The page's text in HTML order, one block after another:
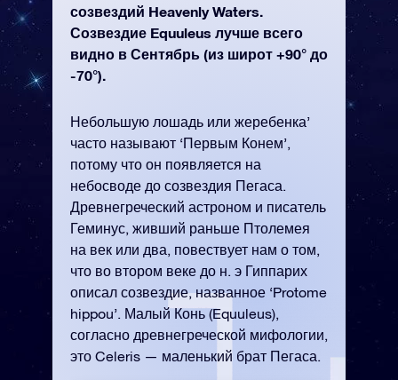
созвездий Heavenly Waters.
Созвездие Equuleus лучше всего
видно в Сентябрь (из широт +90° до
-70°).
Небольшую лошадь или жеребенка’
часто называют ‘Первым Конем’,
потому что он появляется на
небосводе до созвездия Пегаса.
Древнегреческий астроном и писатель
Геминус, живший раньше Птолемея
на век или два, повествует нам о том,
что во втором веке до н. э Гиппарих
описал созвездие, названное ‘Protome
hippou’. Малый Конь (Equuleus),
согласно древнегреческой мифологии,
это Celeris — маленький брат Пегаса.